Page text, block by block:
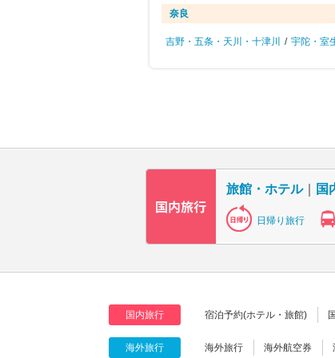
奈良
吉野・五条・天川・十津川 / 宇陀・室
旅館・ホテル｜ 国
日帰り旅行
国内旅行 宿泊予約(ホテル・旅館)
海外旅行 海外旅行 海外航空券